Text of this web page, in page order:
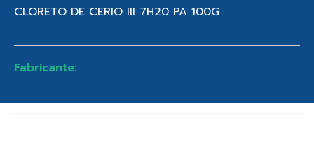
CLORETO DE CERIO III 7H20 PA 100G
Fabricante: